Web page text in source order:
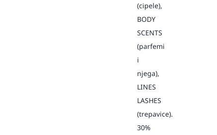
(cipele),
BODY
SCENTS
(parfemi
i
njega),
LINES
LASHES
(trepavice).
30%